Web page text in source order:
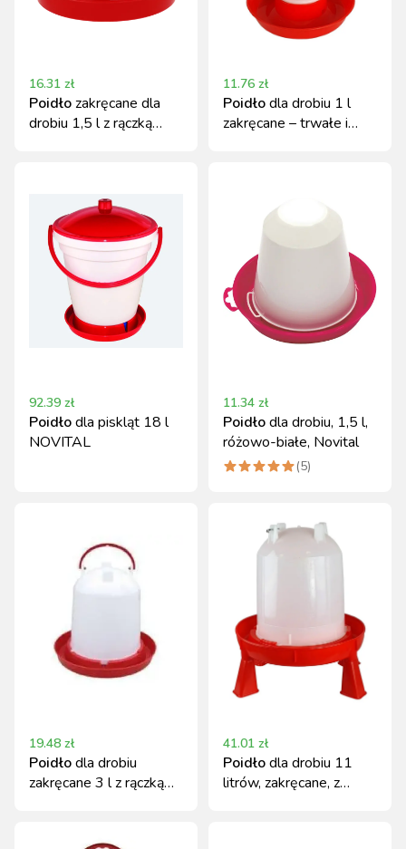
16.31 zł
Poidłozakręcane dla
drobiu 1,5 l z rączką
11.76 zł
Poidłodla drobiu 1 l
zakręcane – trwałe i
92.39 zł
Poidłodla piskląt 18 l
NOVITAL
11.34 zł
Poidłodla drobiu, 1,5 l,
różowo-białe, Novital
(5)
19.48 zł
Poidłodla drobiu
zakręcane 3 l z rączką
41.01 zł
Poidłodla drobiu 11
litrów, zakręcane, z